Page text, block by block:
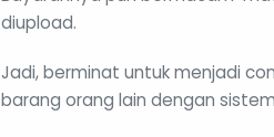
diupload.
Jadi, berminat untuk menjadi
barang orang lain dengan